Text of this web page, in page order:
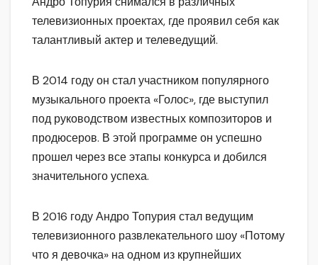
телевизионных проектах, где проявил себя как
талантливый актер и телеведущий.
В 2014 году он стал участником популярного
музыкального проекта «Голос», где выступил
под руководством известных композиторов и
продюсеров. В этой программе он успешно
прошел через все этапы конкурса и добился
значительного успеха.
В 2016 году Андро Топурия стал ведущим
телевизионного развлекательного шоу «Потому
что я девочка» на одном из крупнейших